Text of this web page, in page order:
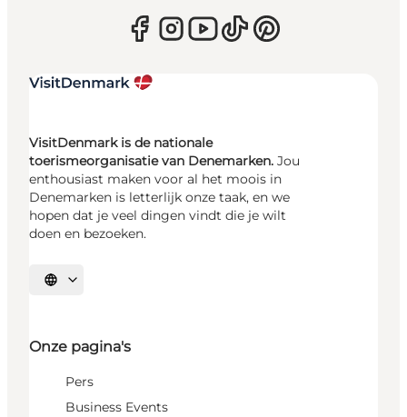
VisitDenmark is de nationale
toerismeorganisatie van Denemarken. Jou
enthousiast maken voor al het moois in
Denemarken is letterlijk onze taak, en we
hopen dat je veel dingen vindt die je wilt
doen en bezoeken.
Selecteer taal
Onze pagina's
Pers
Business Events